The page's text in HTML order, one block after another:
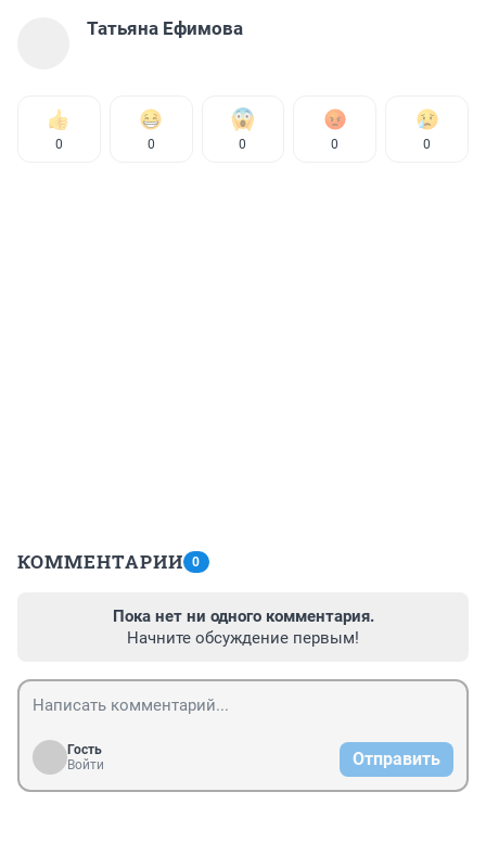
Татьяна Ефимова
0 0 0 0 0
КОММЕНТАРИИ 0
Пока нет ни одного комментария.
Начните обсуждение первым!
Гость
Войти
Отправить